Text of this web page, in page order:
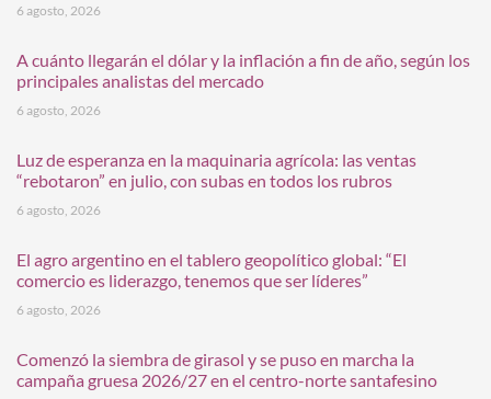
6 agosto, 2026
A cuánto llegarán el dólar y la inflación a fin de año, según los
principales analistas del mercado
6 agosto, 2026
Luz de esperanza en la maquinaria agrícola: las ventas
“rebotaron” en julio, con subas en todos los rubros
6 agosto, 2026
El agro argentino en el tablero geopolítico global: “El
comercio es liderazgo, tenemos que ser líderes”
6 agosto, 2026
Comenzó la siembra de girasol y se puso en marcha la
campaña gruesa 2026/27 en el centro-norte santafesino